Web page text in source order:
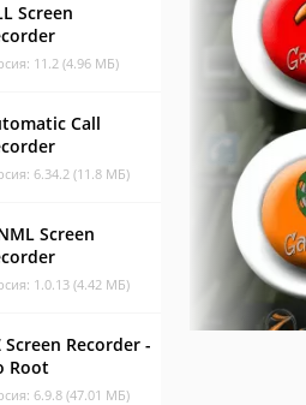
Screen
11.2 (4.96 МБ)
Call
6.34.2 (11.8 МБ)
Screen
1.0.13 (4.42 МБ)
Screen Recorder -
Root
6.9.8 (47.01 МБ)